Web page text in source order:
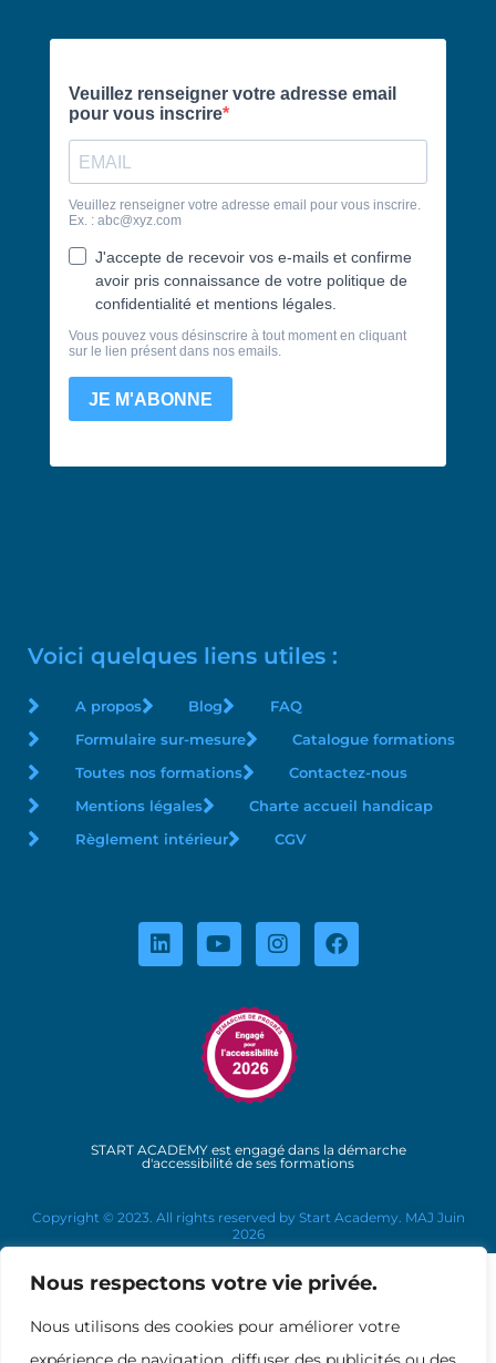
Nous respectons votre vie privée.
Nous utilisons des cookies pour améliorer votre
Voici quelques liens utiles :
A propos Blog
FAQ
Formulaire sur-mesure
Catalogue formations
Toutes nos formations
Contactez-nous
Mentions légales
Charte accueil handicap
Règlement intérieur
CGV
START ACADEMY est engagé dans la démarche
d'accessibilité de ses formations
Copyright © 2023. All rights reserved by Start Academy. MAJ Juin
2026